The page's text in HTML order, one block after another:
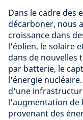
Dans le cadre des
décarboner, nous
croissance dans
l'éolien, le solaire
dans de nouvelles
par batterie, le
l'énergie
d'une
l'augmentation de
provenant des